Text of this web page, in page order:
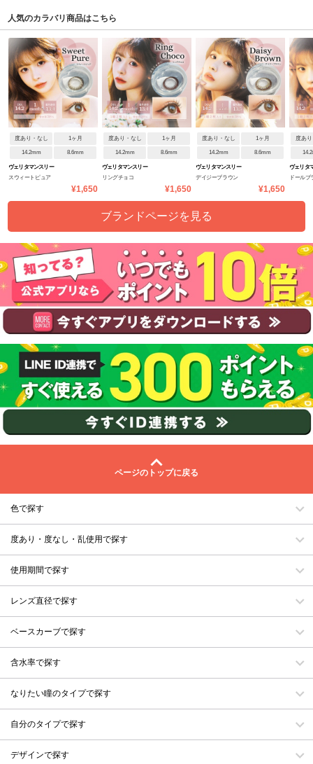
人気のカラバリ商品はこちら
度あり・なし 1ヶ月
14.2mm 8.6mm
ヴェリタマンスリー
スウィートピュア
¥1,650
度あり・なし 1ヶ月
14.2mm 8.6mm
ヴェリタマンスリー
リングチョコ
¥1,650
度あり・なし 1ヶ月
14.2mm 8.6mm
ヴェリタマンスリー
デイジーブラウン
¥1,650
度あ
ヴェリタ
ドールブ
ブランドページを見る
ページのトップに戻る
色で探す
度あり・度なし・乱使用で探す
使用期間で探す
レンズ直径で探す
ベースカーブで探す
含水率で探す
なりたい瞳のタイプで探す
自分のタイプで探す
デザインで探す